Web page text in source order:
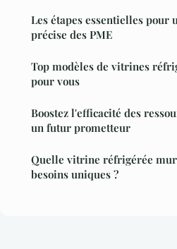
Les étapes essentielles pour
précise des PME
Top modèles de vitrines
pour vous
Boostez l'efficacité des
un futur prometteur
Quelle vitrine réfrigérée
besoins uniques ?